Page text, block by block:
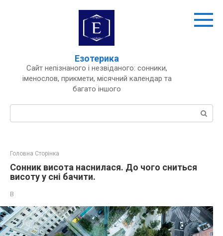
Езотерика
Сайт непізнаного і незвіданого: сонники,
іменослов, прикмети, місячний календар та
багато іншого
Пошук:
Головна Сторінка
Сонник висота наснилася. До чого сниться
висоту у сні бачити.
В